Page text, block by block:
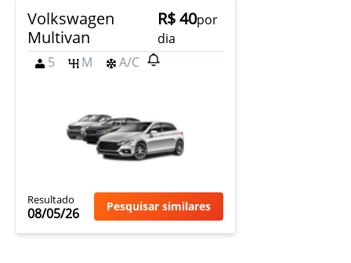
Volkswagen
Multivan
R$ 40por
dia
5
M A/C
Resultado
08/05/26 Pesquisar similares